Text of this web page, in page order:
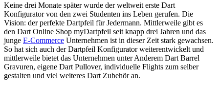
Keine drei Monate später wurde der weltweit erste Dart
Konfigurator von den zwei Studenten ins Leben gerufen. Die
Vision: der perfekte Dartpfeil für Jedermann. Mittlerweile gibt es
den Dart Online Shop myDartpfeil seit knapp drei Jahren und das
junge E-Commerce Unternehmen ist in dieser Zeit stark gewachsen.
So hat sich auch der Dartpfeil Konfigurator weiterentwickelt und
mittlerweile bietet das Unternehmen unter Anderem Dart Barrel
Gravuren, eigene Dart Pullover, individuelle Flights zum selber
gestalten und viel weiteres Dart Zubehör an.